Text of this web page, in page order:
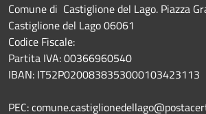
Comune di Castiglione del Lago. Piazza
Castiglione del Lago 06061
Codice Fiscale:
Partita IVA: 00366960540
IBAN: IT52P0200838353000103423113
PEC: